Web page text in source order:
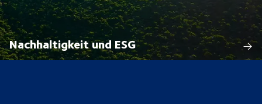
Nachhaltigkeit und ESG